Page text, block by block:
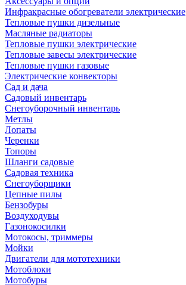
Инфракрасные обогреватели электрические
Тепловые пушки дизельные
Масляные радиаторы
Тепловые пушки электрические
Тепловые завесы электрические
Тепловые пушки газовые
Электрические конвекторы
Сад и дача
Садовый инвентарь
Снегоуборочный инвентарь
Метлы
Лопаты
Черенки
Топоры
Шланги садовые
Садовая техника
Снегоуборщики
Цепные пилы
Бензобуры
Воздуходувы
Газонокосилки
Мотокосы, триммеры
Мойки
Двигатели для мототехники
Мотоблоки
Мотобуры